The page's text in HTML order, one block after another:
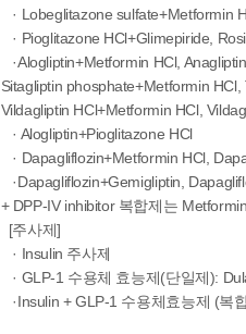
· Lobeglitazone sulfate+Metformin
· Pioglitazone HCl+Glimepiride,
·Alogliptin+Metformin HCl,
Sitagliptin phosphate+Metformin
Vildagliptin HCl+Metformin HCl,
· Alogliptin+Pioglitazone HCl
· Dapagliflozin+Metformin HCl,
·Dapagliflozin+Gemigliptin,
+ DPP-IV inhibitor 복합제는
[주사제]
· Insulin 주사제
· GLP-1 수용체 효능제(단일제):
·Insulin + GLP-1 수용체효능제 (복